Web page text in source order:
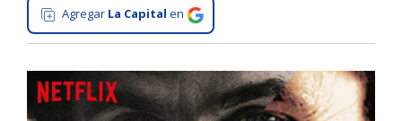
Tecnología
Gastronomía
Salud
Interés
Agregar La Capital en